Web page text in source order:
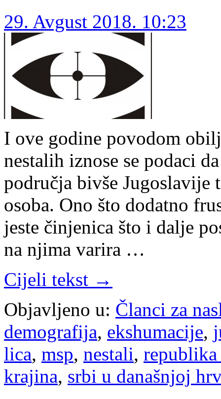
29. Avgust 2018. 10:23
I ove godine povodom
nestalih iznose se podaci
područja bivše Jugoslavije
osoba. Ono što dodatno
jeste činjenica što i dalje
na njima varira …
Cijeli tekst →
Objavljeno u: Članci za
demografija, ekshumacije,
lica, msp, nestali, republika
krajina, srbi u današnjoj